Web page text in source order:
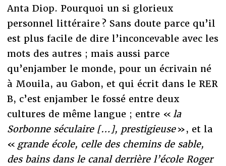
Anta Diop. Pourquoi un si glorieux
personnel littéraire ? Sans doute parce qu’il
est plus facile de dire l’inconcevable avec les
mots des autres ; mais aussi parce
qu’enjamber le monde, pour un écrivain né
à Mouila, au Gabon, et qui écrit dans le RER
B, c’est enjamber le fossé entre deux
cultures de même langue ; entre « la
Sorbonne séculaire […], prestigieuse», et la
« grande école, celle des chemins de sable,
des bains dans le canal derrière l’école Roger